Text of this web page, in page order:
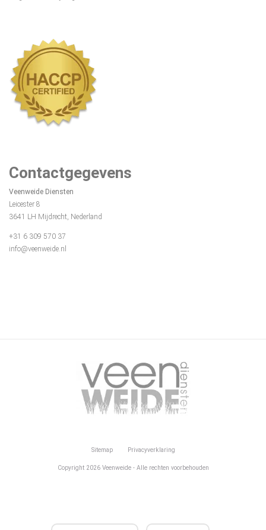
Contactgegevens
Veenweide Diensten
Leicester 8
3641 LH Mijdrecht, Nederland
+31 6 309 570 37
info@veenweide.nl
Sitemap Privacyverklaring
Copyright 2026 Veenweide - Alle rechten voorbehouden